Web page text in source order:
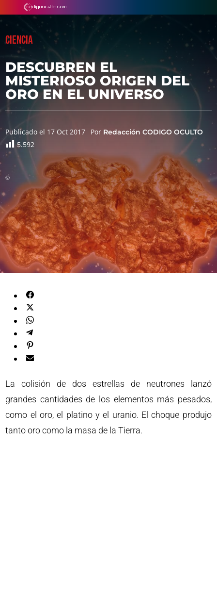
CIENCIA
DESCUBREN EL
MISTERIOSO ORIGEN DEL
ORO EN EL UNIVERSO
Publicado el 17 Oct 2017 Por Redacción CODIGO OCULTO
5.592
©
La colisión de dos estrellas de neutrones lanzó
grandes cantidades de los elementos más pesados,
como el oro, el platino y el uranio. El choque produjo
tanto oro como la masa de la Tierra.